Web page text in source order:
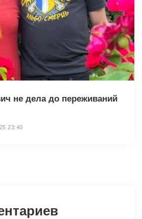
не дела до переживаний
23:40